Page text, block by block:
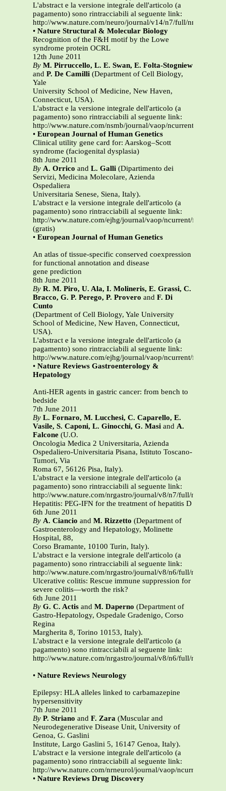
L'abstract e la versione integrale dell'articolo (a
pagamento) sono rintracciabili al seguente link:
http://www.nature.com/neuro/journal/v14/n7/full/
• Nature Structural & Molecular Biology
Recognition of the F&H motif by the Lowe
syndrome protein OCRL
12th June 2011
By M. Pirruccello, L. E. Swan, E. Folta-Stogniew
and P. De Camilli (Department of Cell Biology,
Yale
University School of Medicine, New Haven,
Connecticut, USA).
L'abstract e la versione integrale dell'articolo (a
pagamento) sono rintracciabili al seguente link:
http://www.nature.com/nsmb/journal/vaop/ncurrent/full/
• European Journal of Human Genetics
Clinical utility gene card for: Aarskog–Scott
syndrome (faciogenital dysplasia)
8th June 2011
By A. Orrico and L. Galli (Dipartimento dei
Servizi, Medicina Molecolare, Azienda
Ospedaliera
Universitaria Senese, Siena, Italy).
L'abstract e la versione integrale dell'articolo (a
pagamento) sono rintracciabili al seguente link:
http://www.nature.com/ejhg/journal/vaop/ncurrent/full/
(gratis)
• European Journal of Human Genetics
An atlas of tissue-specific conserved coexpression
for functional annotation and disease
gene prediction
8th June 2011
By R. M. Piro, U. Ala, I. Molineris, E. Grassi, C.
Bracco, G. P. Perego, P. Provero and F. Di
Cunto
(Department of Cell Biology, Yale University
School of Medicine, New Haven, Connecticut,
USA).
L'abstract e la versione integrale dell'articolo (a
pagamento) sono rintracciabili al seguente link:
http://www.nature.com/ejhg/journal/vaop/ncurrent/full/
• Nature Reviews Gastroenterology &
Hepatology
Anti-HER agents in gastric cancer: from bench to
bedside
7th June 2011
By L. Fornaro, M. Lucchesi, C. Caparello, E.
Vasile, S. Caponi, L. Ginocchi, G. Masi and A.
Falcone (U.O.
Oncologia Medica 2 Universitaria, Azienda
Ospedaliero-Universitaria Pisana, Istituto Toscano-
Tumori, Via
Roma 67, 56126 Pisa, Italy).
L'abstract e la versione integrale dell'articolo (a
pagamento) sono rintracciabili al seguente link:
http://www.nature.com/nrgastro/journal/v8/n7/full/
Hepatitis: PEG-IFN for the treatment of hepatitis D
6th June 2011
By A. Ciancio and M. Rizzetto (Department of
Gastroenterology and Hepatology, Molinette
Hospital, 88,
Corso Bramante, 10100 Turin, Italy).
L'abstract e la versione integrale dell'articolo (a
pagamento) sono rintracciabili al seguente link:
http://www.nature.com/nrgastro/journal/v8/n6/full/
Ulcerative colitis: Rescue immune suppression for
severe colitis—worth the risk?
6th June 2011
By G. C. Actis and M. Daperno (Department of
Gastro-Hepatology, Ospedale Gradenigo, Corso
Regina
Margherita 8, Torino 10153, Italy).
L'abstract e la versione integrale dell'articolo (a
pagamento) sono rintracciabili al seguente link:
http://www.nature.com/nrgastro/journal/v8/n6/full/
• Nature Reviews Neurology
Epilepsy: HLA alleles linked to carbamazepine
hypersensitivity
7th June 2011
By P. Striano and F. Zara (Muscular and
Neurodegenerative Disease Unit, University of
Genoa, G. Gaslini
Institute, Largo Gaslini 5, 16147 Genoa, Italy).
L'abstract e la versione integrale dell'articolo (a
pagamento) sono rintracciabili al seguente link:
http://www.nature.com/nrneurol/journal/vaop/ncurrent/full/
• Nature Reviews Drug Discovery